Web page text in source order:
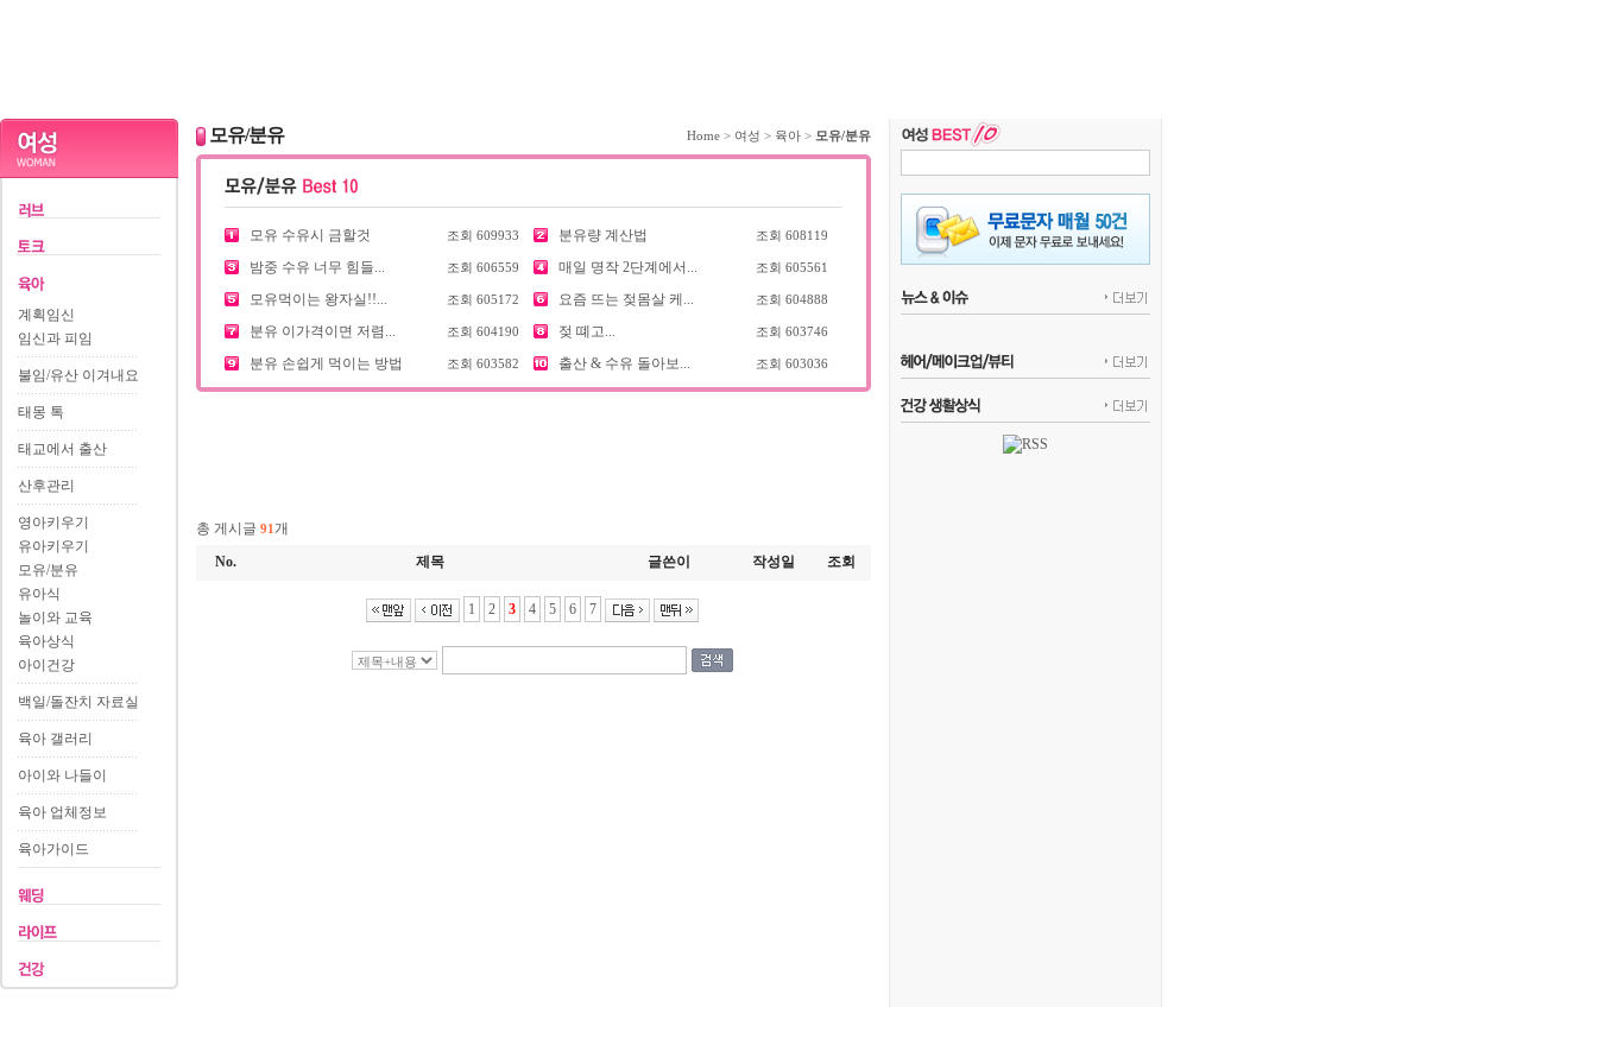
계획임신
임신과 피임
불임/유산 이겨내요
태몽 톡
태교에서 출산
산후관리
영아키우기
유아키우기
모유/분유
유아식
놀이와 교육
육아상식
아이건강
백일/돌잔치 자료실
육아 갤러리
아이와 나들이
육아 업체정보
육아가이드
모유/분유 Home > 여성 > 육아 > 모유/분유
모유 수유시 금할것 조회 609933 분유량 계산법 조회 608119
밤중 수유 너무 힘들... 조회 606559 매일 명작 2단계에서... 조회 605561
모유먹이는 왕자실!!... 조회 605172 요즘 뜨는 젖몸살 케... 조회 604888
분유 이가격이면 저렴... 조회 604190 젖 뗴고... 조회 603746
분유 손쉽게 먹이는 방법 조회 603582 출산 & 수유 돌아보... 조회 603036
총 게시글 91개
No.
제목 글쓴이 작성일 조회
1 2 3 4 5 6 7